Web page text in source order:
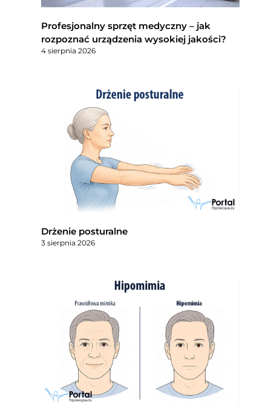
Profesjonalny sprzęt medyczny – jak
rozpoznać urządzenia wysokiej jakości?
4 sierpnia 2026
Drżenie posturalne
3 sierpnia 2026